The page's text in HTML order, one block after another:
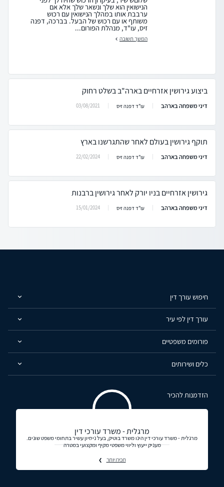
הנישואין הוא שלך ונשאר שלך אלא אם
ערבבת אותו במהלך הנישואין עם רכוש
משותף או עם רכוש של הבעל. בברכה, דפנה
זיס, עו"ד, מנהלת הפורום...
המשך תשובה
ביצוע גירושין אזרחיים בארה"ב בשלט רחוק
דיני משפחה בארהב עו"ד דפנה זיס 03/08/2021
תוקף גירושין בעולם לאחר שהתגרשנו בארץ
דיני משפחה בארהב עו"ד דפנה זיס 22/02/2024
גירושין אזרחיים בניו יורק לאחר גירושין ברבנות
דיני משפחה בארהב עו"ד דפנה זיס 15/01/2024
חיפוש עורך דין
עורך דין לפי עיר
פורומים משפטיים
כלים ושירותים
הזדמנות להכיר
מרגלית - משרד עורכי דין
מרגלית - משרד עורכי דין הינו משרד בוטיק, בעל ניסיון עשיר בתחומי משפט שונים.
מעניק ייעוץ וליווי משפטי מקיף ומקצועי במטרה
תכירו יותר